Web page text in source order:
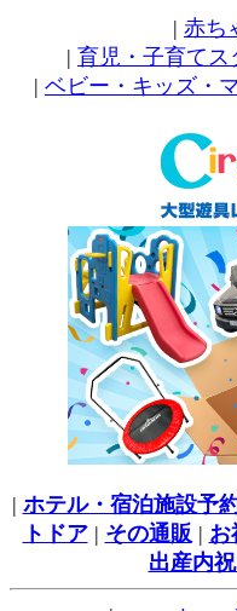
| 赤ち
| 育児・子育てス
| ベビー・キッズ・
| ホテル・宿泊施設予
トドア| その通販 | お
出産内